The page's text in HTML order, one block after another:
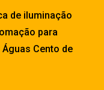
de iluminação
para
Cento de